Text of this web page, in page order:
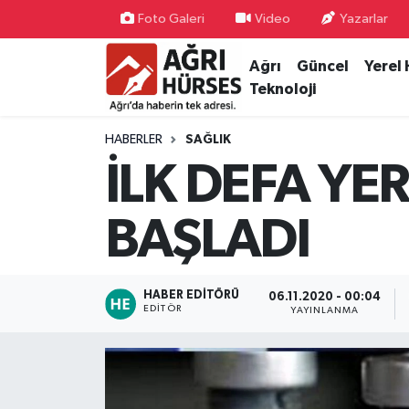
Foto Galeri Video Yazarlar
Ağrı Güncel Yerel
Teknoloji
HABERLER SAĞLIK
İLK DEFA
BAŞLADI
HABER EDITÖRÜ
EDITÖR
06.11.2020 - 00:04
YAYINLANMA
Hava Durumu
Trafik Durumu
Süper Lig Puan Durumu ve Fikstür
Son Dakika Haberleri
Haber Arşivi